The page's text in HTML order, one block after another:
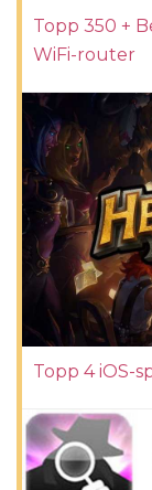
Topp 350 +
WiFi-router
Topp 4 iOS-